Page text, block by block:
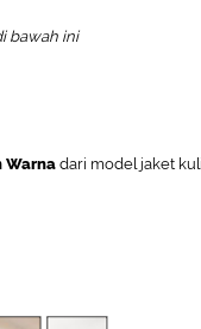
bawah ini
Warnadari model jaket